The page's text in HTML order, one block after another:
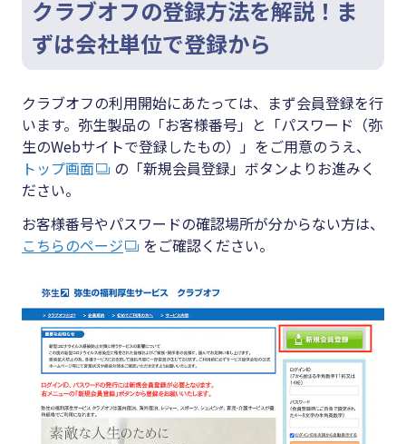
クラブオフの登録方法を解説！ま
ずは会社単位で登録から
クラブオフの利用開始にあたっては、まず会員登録を行
います。弥生製品の「お客様番号」と「パスワード（弥
生のWebサイトで登録したもの）」をご用意のうえ、
トップ画面
の「新規会員登録」ボタンよりお進みく
ださい。
お客様番号やパスワードの確認場所が分からない方は、
こちらのページ
をご確認ください。